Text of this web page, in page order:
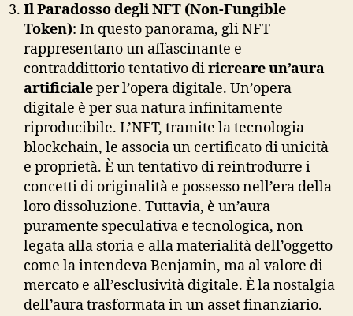
Il Paradosso degli NFT (Non-Fungible
Token): In questo panorama, gli NFT
rappresentano un affascinante e
contraddittorio tentativo diricreare un’aura
artificialeper l’opera digitale. Un’opera
digitale è per sua natura infinitamente
riproducibile. L’NFT, tramite la tecnologia
blockchain, le associa un certificato di unicità
e proprietà. È un tentativo di reintrodurre i
concetti di originalità e possesso nell’era della
loro dissoluzione. Tuttavia, è un’aura
puramente speculativa e tecnologica, non
legata alla storia e alla materialità dell’oggetto
come la intendeva Benjamin, ma al valore di
mercato e all’esclusività digitale. È la nostalgia
dell’aura trasformata in un asset finanziario.